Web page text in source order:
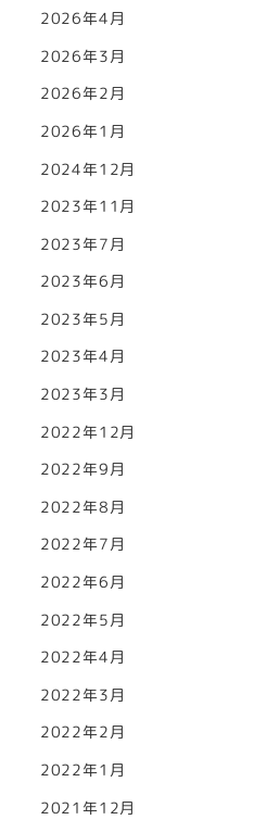
2026年4月
2026年3月
2026年2月
2026年1月
2024年12月
2023年11月
2023年7月
2023年6月
2023年5月
2023年4月
2023年3月
2022年12月
2022年9月
2022年8月
2022年7月
2022年6月
2022年5月
2022年4月
2022年3月
2022年2月
2022年1月
2021年12月